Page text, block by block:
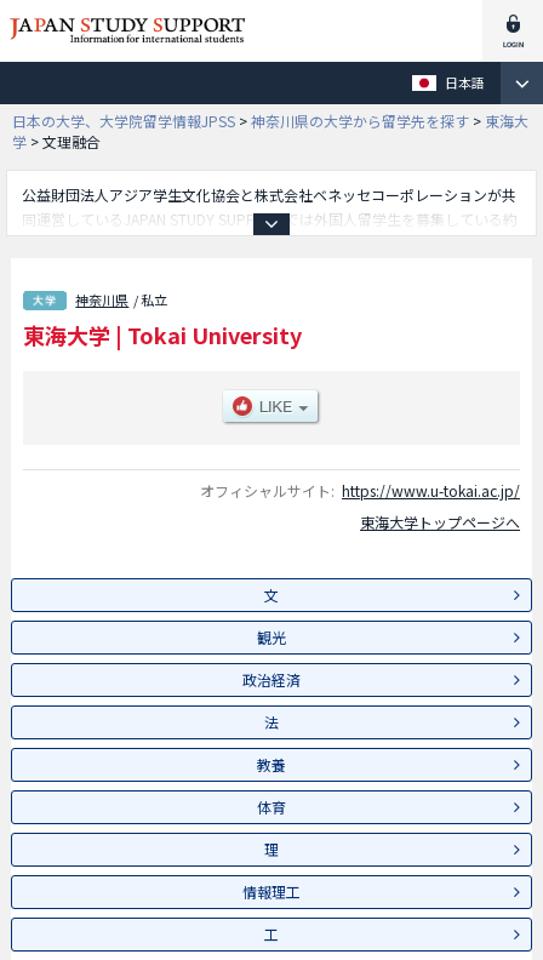
日本語
日本の大学、大学院留学情報JPSS >神奈川県の大学から留学先を探す > 東海大
学 >文理融合
公益財団法人アジア学生文化協会と株式会社ベネッセコーポレーションが共
同運営しているJAPAN STUDY SUPPORTでは外国人留学生を募集している約
政治経済学部や法学部や教養学部や体育学部や理学部や情報理工学部や工学
部や情報通信学部や海洋学部や経営学部や農学部や国際文化学部や医学部や
生物学部や文化社会学部や健康学部や国際学部や児童教育学部や建築都市学
試情報、施設案内、アクセスなど外国人留学生に必要な情報を掲載している
神奈川県 / 私立
東海大学 | Tokai University
オフィシャルサイト: https://www.u-tokai.ac.jp/
東海大学トップページへ
文
観光
政治経済
法
教養
体育
理
情報理工
工